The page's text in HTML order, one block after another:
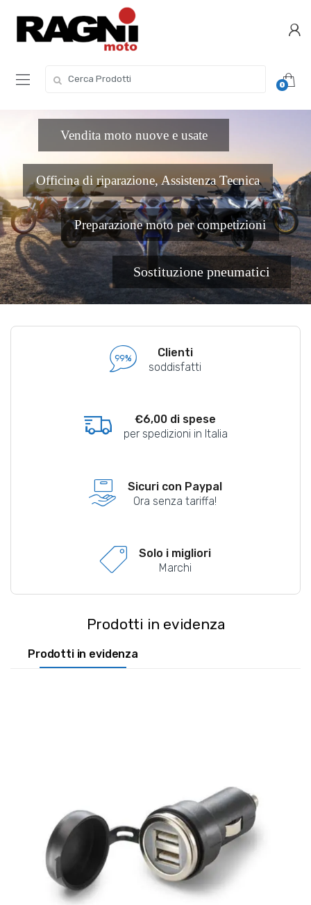
navigation
content
for:
0
Officina di riparazione, Assistenza Tecnica
Vendita moto nuove e usate
Preparazione moto per competizioni
Sostituzione pneumatici
Clienti
soddisfatti
€6,00 di spese
per spedizioni in Italia
Sicuri con Paypal
Ora senza tariffa!
Solo i migliori
Marchi
Prodotti in evidenza
Prodotti in evidenza